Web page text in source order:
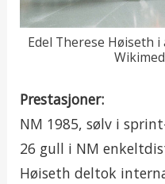
Edel Therese Høiseth i
Prestasjoner:
NM 1985, sølv i
26 gull i NM
Høiseth deltok